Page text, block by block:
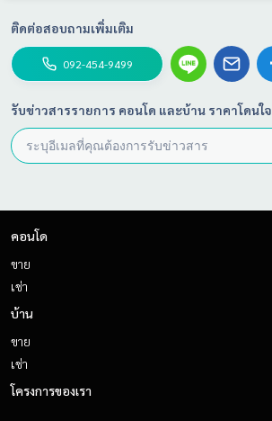
ติดต่อสอบถามเพิ่มเติม
092-454-9499
รับข่าวสารรายการ คอนโด และบ้าน ราคาโดนใจ
คอนโด
ขาย
เช่า
บ้าน
ขาย
เช่า
โครงการของเรา